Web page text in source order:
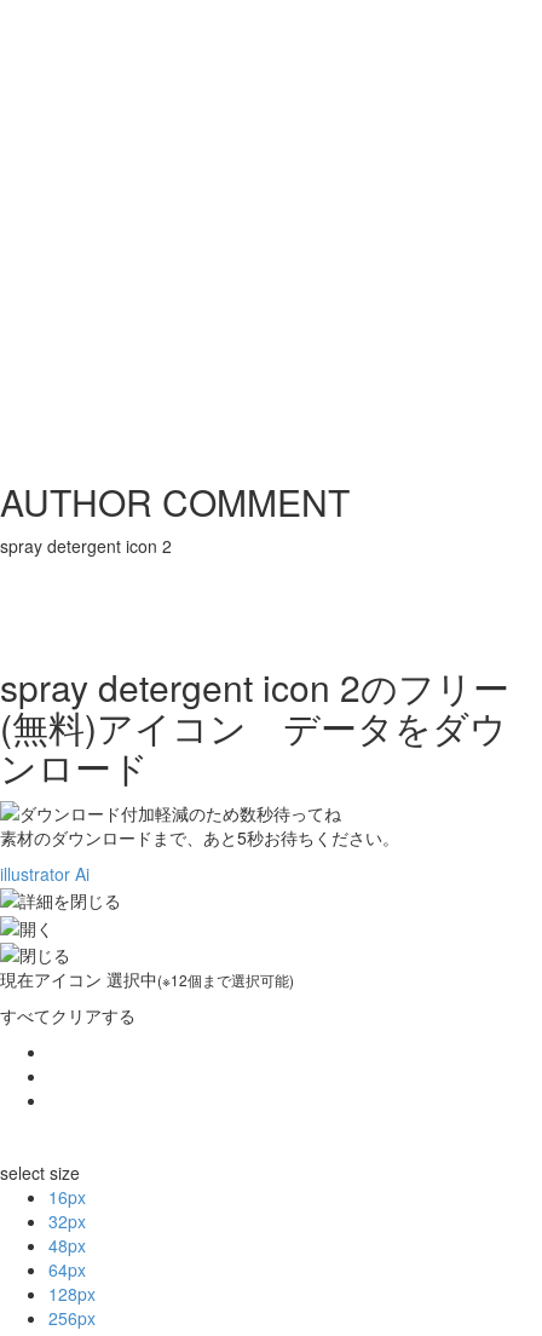
AUTHOR COMMENT
spray detergent icon 2
spray detergent icon 2のフリー
(無料)アイコン データをダウ
ンロード
素材のダウンロードまで、あと5秒お待ちください。
illustrator Ai
現在アイコン 選択中(※12個まで選択可能)
すべてクリアする
select size
16px
32px
48px
64px
128px
256px